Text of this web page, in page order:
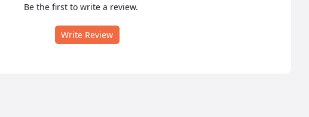
Be the first to write a review.
Write Review